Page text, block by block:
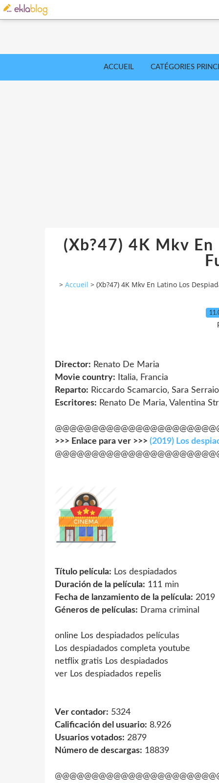
ACCUEIL CATÉGORIES
(Xb?47) 4K Mkv
> Accueil > (Xb?47) 4K Mkv En Latino Los
Director: Renato De Maria
Movie country: Italia, Francia
Reparto: Riccardo Scamarcio, Sara
Escritores: Renato De Maria, Valentina
>>> Enlace para ver >>> (2019) Los
Título película: Los despiadados
Duración de la película: 111 min
Fecha de lanzamiento de la película: 2019
Géneros de películas: Drama criminal
online Los despiadados películas
Los despiadados completa youtube
netflix gratis Los despiadados
ver Los despiadados repelis
Ver contador: 5324
Calificación del usuario: 8.926
Usuarios votados: 2879
Número de descargas: 18839